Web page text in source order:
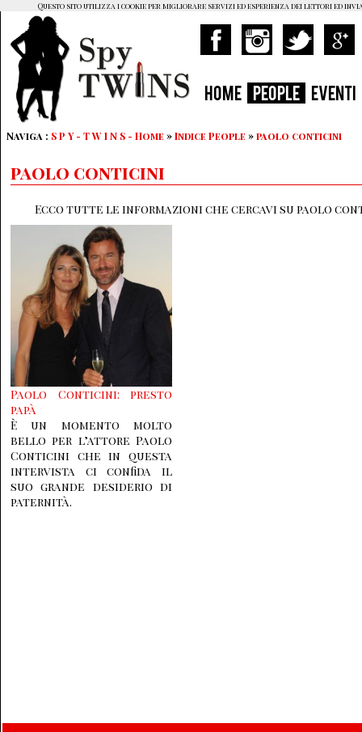
HOME PEOPLE EVENTI
Naviga : S P Y - T W I N S - Home »Indice People »paolo conticini
paolo conticini
Ecco tutte le informazioni che cercavi su paolo
Paolo Conticini: presto
papà
È un momento molto
bello per l’attore Paolo
Conticini che in questa
intervista ci confida il
suo grande desiderio di
paternità.
Questo sito utilizza i cookie per migliorare servizi ed esperienza dei lettori ed